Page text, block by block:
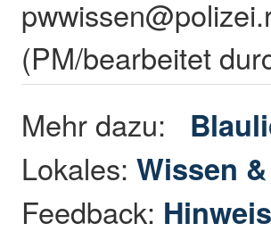
(PM/bearbeitet
Mehr dazu:
Lokales:Wissen
Feedback: